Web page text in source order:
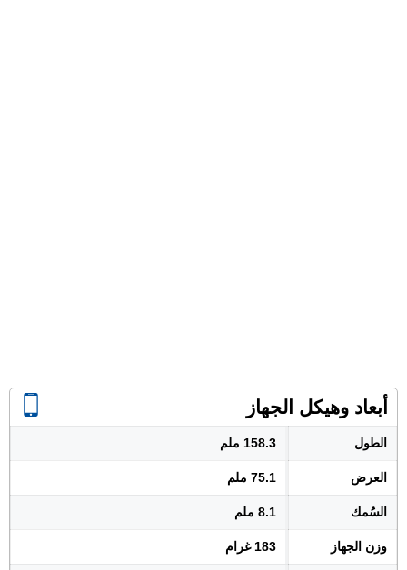
أبعاد وهيكل الجهاز
الطول 158.3 ملم
العرض 75.1 ملم
السُمك 8.1 ملم
وزن الجهاز 183 غرام